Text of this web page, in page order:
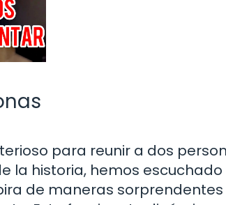
para reunir a dos
la historia, hemos escuchado
de maneras sorprendentes